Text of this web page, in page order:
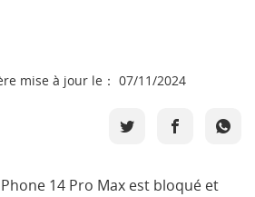
mise à jour le： 07/11/2024
14 Pro Max est bloqué et